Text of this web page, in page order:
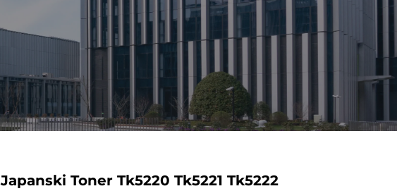
Japanski Toner Tk5220 Tk5221 Tk5222